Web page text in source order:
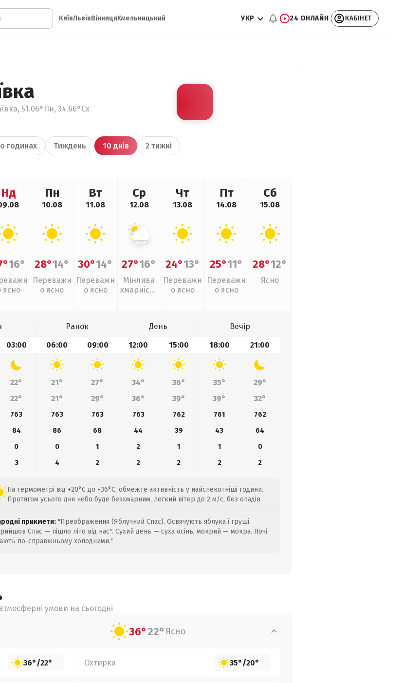
КиївЛьвівВінницяХмельницький УКР 24 ОНЛАЙН КАБІНЕТ
51.06°Пн, 34.66°Сх
годинах Тиждень 10 днів 2 тижні
Нд
16°
ясно
Пн
10.08
28°14°
Переважн
о ясно
Вт
11.08
30°14°
Переважн
о ясно
Ср
12.08
27°16°
Мінлива
хмарність
Чт
13.08
24°13°
Переважн
о ясно
Пт
14.08
25°11°
Переважн
о ясно
Сб
15.08
28°12°
Ясно
Ранок День
Вечір
03:00 06:00 09:00 12:00 15:00 18:00 21:00
22° 21° 27° 34° 36° 35°
29°
22° 21° 29° 36° 39° 39° 32°
763 763 763 763 762 761
762
84 86 68 44 39 43
64
0 0 1 2 1 1
0
3 4 2 2 2 2 2
На термометрі від +20°C до +36°C, обмежте активність у найспекотніші години.
Протягом усього дня небо буде безхмарним, легкий вітер до 2 м/с, без опадів.
прикмети: "Преображення (Яблучний Спас). Освячують яблука і груші.
Спас — пішло літо від нас". Сухий день — суха осінь, мокрий — мокра. Ночі
по-справжньому холодними."
умови на сьогодні
36°22° Ясно
36°/22° Охтирка 35°/20°